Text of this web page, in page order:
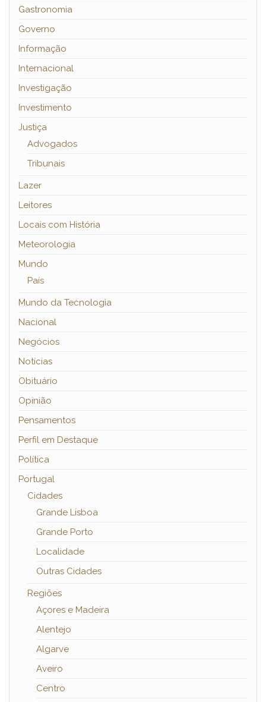
Gastronomia
Governo
Informação
Internacional
Investigação
Investimento
Justiça
Advogados
Tribunais
Lazer
Leitores
Locais com História
Meteorologia
Mundo
País
Mundo da Tecnologia
Nacional
Negócios
Notícias
Obituário
Opinião
Pensamentos
Perfil em Destaque
Política
Portugal
Cidades
Grande Lisboa
Grande Porto
Localidade
Outras Cidades
Regiões
Açores e Madeira
Alentejo
Algarve
Aveiro
Centro